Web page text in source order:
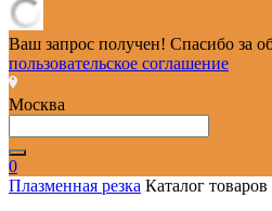
Ваш запрос получен! Спасибо за
пользовательское соглашение
Москва
0
Плазменная резка Каталог товаров